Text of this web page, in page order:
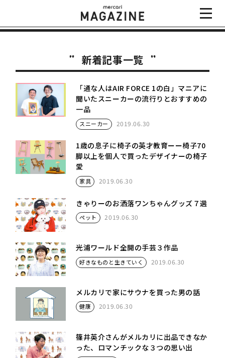
新着記事一覧
「通な人はAIR FORCE 1の白」マニアに
聞いたスニーカーの流行りとおすすめの
一品
スニーカー 2019.06.30
1歳の息子に椅子の英才教育ーー椅子70
脚以上を個人で買ったデザイナーの椅子
愛
家具 2019.06.30
きゃりーのお洒落ワンちゃんグッズ７選
ペット 2019.06.30
光浦ワールド全開の手芸３作品
好きなものと生きていく 2019.06.30
メルカリで家にサウナを買った男の話
健康 2019.06.30
篠井英介さんがメルカリに出品できなか
った、ロマンチックな３つの思い出